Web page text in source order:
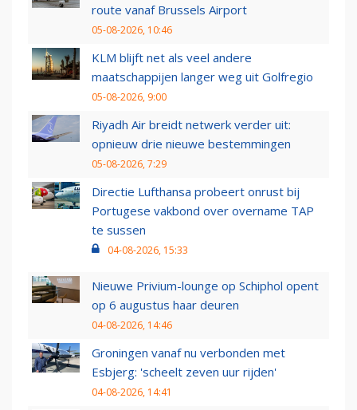
route vanaf Brussels Airport
05-08-2026, 10:46
KLM blijft net als veel andere
maatschappijen langer weg uit Golfregio
05-08-2026, 9:00
Riyadh Air breidt netwerk verder uit:
opnieuw drie nieuwe bestemmingen
05-08-2026, 7:29
Directie Lufthansa probeert onrust bij
Portugese vakbond over overname TAP
te sussen
04-08-2026, 15:33
Nieuwe Privium-lounge op Schiphol opent
op 6 augustus haar deuren
04-08-2026, 14:46
Groningen vanaf nu verbonden met
Esbjerg: 'scheelt zeven uur rijden'
04-08-2026, 14:41